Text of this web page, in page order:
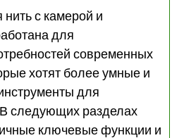
с камерой и
для
современных
хотят более умные и
для
следующих разделах
ключевые функции и